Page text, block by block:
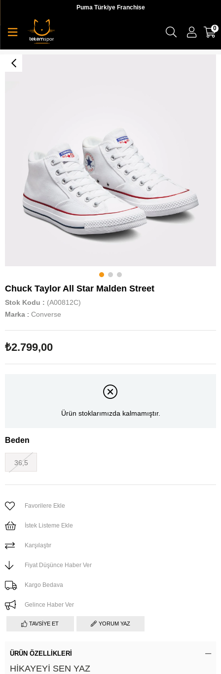
Puma Türkiye Franchise
0
Chuck Taylor All Star Malden Street
Stok Kodu
(A00812C)
Marka : Converse
₺2.799,00
Ürün stoklarımızda kalmamıştır.
Beden
36,5
Favorilere Ekle
İstek Listeme Ekle
Karşılaştır
Fiyat Düşünce Haber Ver
Kargo Bedava
Gelince Haber Ver
TAVSIYE ET YORUM YAZ
ÜRÜN ÖZELLIKLERI
HİKAYEYİ SEN YAZ